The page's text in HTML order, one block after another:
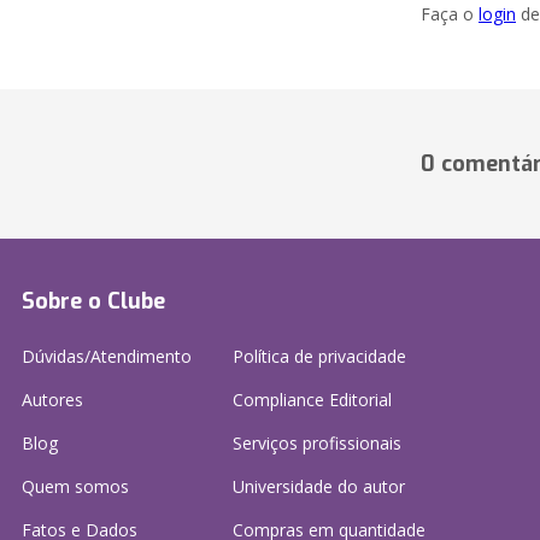
Faça o login
0
Sobre o Clube
Dúvidas/Atendimento
Autores
Blog
Quem somos
Fatos e Dados
Política de privacidade
Compliance Editorial
Serviços profissionais
Universidade do autor
Compras em quantidade